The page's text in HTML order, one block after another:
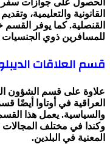
الحصول على جوازات سفر
القانونية والتعليمية،
القنصلية. كما يوفر
للمسافرين ذوي الجنسيات
قسم العلاقات
علاوة على قسم الشؤون
العراقية في أوتاوا أيضًا
والسياسية. يعمل هذا
وكندا في مختلف
المعنية في البلدين.